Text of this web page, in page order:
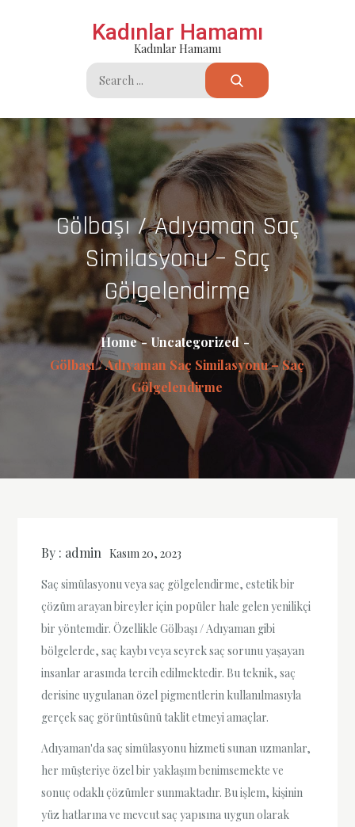
Kadınlar Hamamı
Kadınlar Hamamı
Search
for:
Gölbaşı / Adıyaman Saç
Similasyonu – Saç
Gölgelendirme
Home
Uncategorized
Gölbaşı / Adıyaman Saç Similasyonu – Saç
Gölgelendirme
By : admin Kasım 20, 2023
Saç simülasyonu veya saç gölgelendirme, estetik bir
çözüm arayan bireyler için popüler hale gelen yenilikçi
bir yöntemdir. Özellikle Gölbaşı / Adıyaman gibi
bölgelerde, saç kaybı veya seyrek saç sorunu yaşayan
insanlar arasında tercih edilmektedir. Bu teknik, saç
derisine uygulanan özel pigmentlerin kullanılmasıyla
gerçek saç görüntüsünü taklit etmeyi amaçlar.
Adıyaman'da saç simülasyonu hizmeti sunan uzmanlar,
her müşteriye özel bir yaklaşım benimsemekte ve
sonuç odaklı çözümler sunmaktadır. Bu işlem, kişinin
yüz hatlarına ve mevcut saç yapısına uygun olarak